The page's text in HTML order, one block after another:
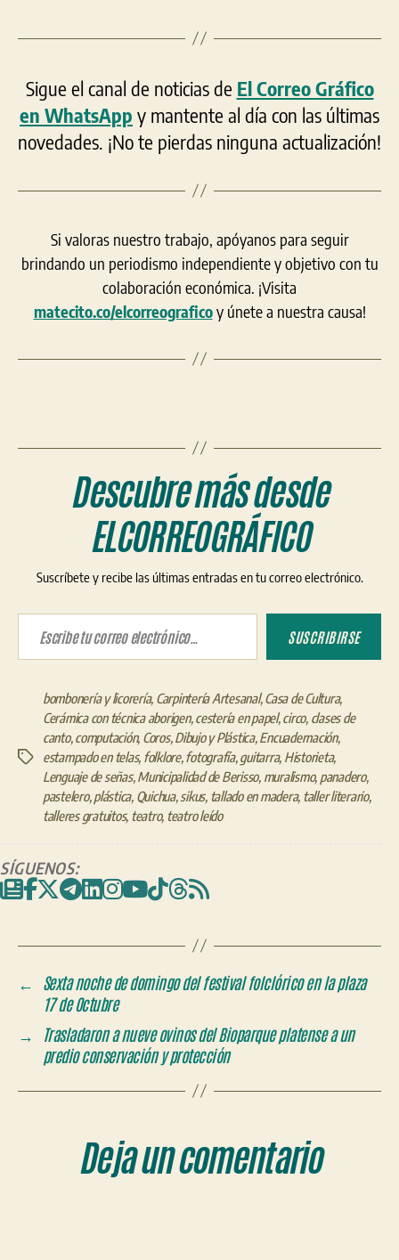
Sigue el canal de noticias de El Correo Gráfico
en WhatsApp y mantente al día con las últimas
novedades. ¡No te pierdas ninguna actualización!
Si valoras nuestro trabajo, apóyanos para seguir
brindando un periodismo independiente y objetivo con tu
colaboración económica. ¡Visita
matecito.co/elcorreograficoy únete a nuestra causa!
Descubre más desde
ELCORREOGRÁFICO
Suscríbete y recibe las últimas entradas en tu correo electrónico.
Escribe tu correo electrónico…
SUSCRIBIRSE
Etiquetas
bombonería y licorería, Carpintería Artesanal,Casa de Cultura,
Cerámica con técnica aborigen, cestería en papel,circo, clases de
canto, computación, Coros, Dibujo y Plástica, Encuadernación,
estampado en telas, folklore, fotografía, guitarra, Historieta,
Lenguaje de señas, Municipalidad de Berisso, muralismo, panadero,
pastelero, plástica, Quichua, sikus, tallado en madera, taller literario,
talleres gratuitos, teatro, teatro leído
SÍGUENOS:
←
Sexta noche de domingo del festival folclórico en la plaza
17 de Octubre
→
Trasladaron a nueve ovinos del Bioparque platense a un
predio conservación y protección
Deja un comentario